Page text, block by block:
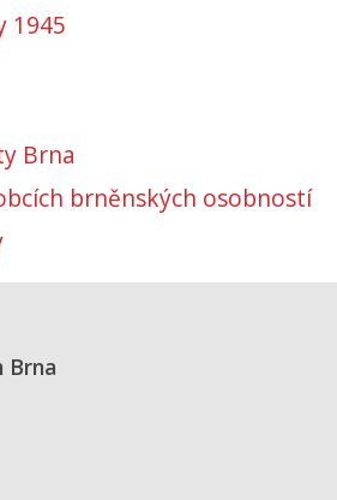
1945
Brna
brněnských osobností
Brna